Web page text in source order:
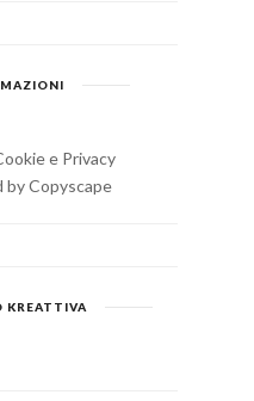
e Privacy
KREATTIVA